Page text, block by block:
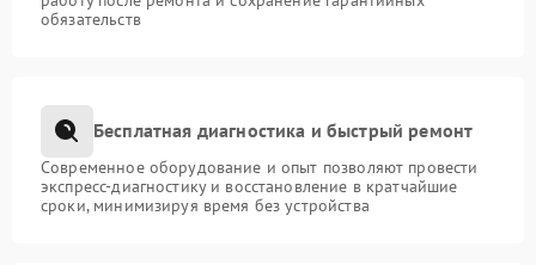
обязательств
Бесплатная диагностика и быстрый ремонт
Современное оборудование и опыт позволяют провести
экспресс-диагностику и восстановление в кратчайшие
сроки, минимизируя время без устройства